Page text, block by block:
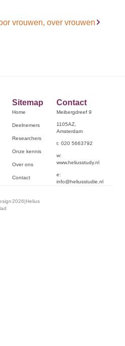
vrouwen, over vrouwen
Sitemap
Home
Deelnemers
Researchers
Onze kennis
Over ons
Contact
Contact
Meibergdreef 9
1105AZ,
Amsterdam
t: 020 5663792
w:
www.heliusstudy.nl
e:
info@heliusstudie.nl
2026|Helius